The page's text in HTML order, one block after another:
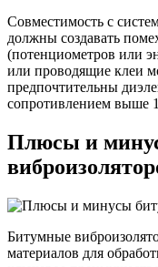
Совместимость с
должны создавать
(потенциометров или
или проводящие клеи
предпочтительны
сопротивлением выше
Плюсы и
Битумные
материалов для